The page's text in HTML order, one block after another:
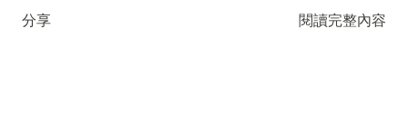
分享 閱讀完整內容